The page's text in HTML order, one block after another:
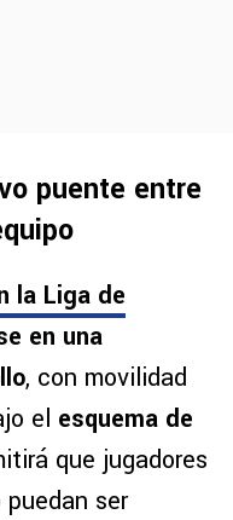
puente entre
la Liga de
en una
, con movilidad
el esquema de
que jugadores
ser